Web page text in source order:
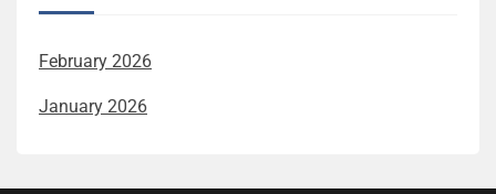
February 2026
January 2026